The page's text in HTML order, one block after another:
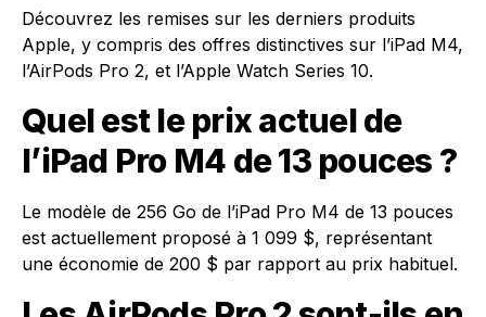
Découvrez les remises sur les derniers produits
Apple, y compris des offres distinctives sur l’iPad M4,
l’AirPods Pro 2, et l’Apple Watch Series 10.
Quel est le prix actuel de
l’iPad Pro M4 de 13 pouces ?
Le modèle de 256 Go de l’iPad Pro M4 de 13 pouces
est actuellement proposé à 1 099 $, représentant
une économie de 200 $ par rapport au prix habituel.